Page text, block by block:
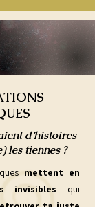
d’histoires
les tiennes ?
mettent en
invisibles qui